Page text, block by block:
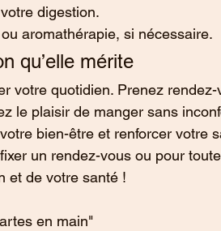
digestion.
aromathérapie, si nécessaire.
qu’elle mérite
votre quotidien. Prenez
le plaisir de manger sans
bien-être et renforcer votre
un rendez-vous ou pour
et de votre santé !
en main"